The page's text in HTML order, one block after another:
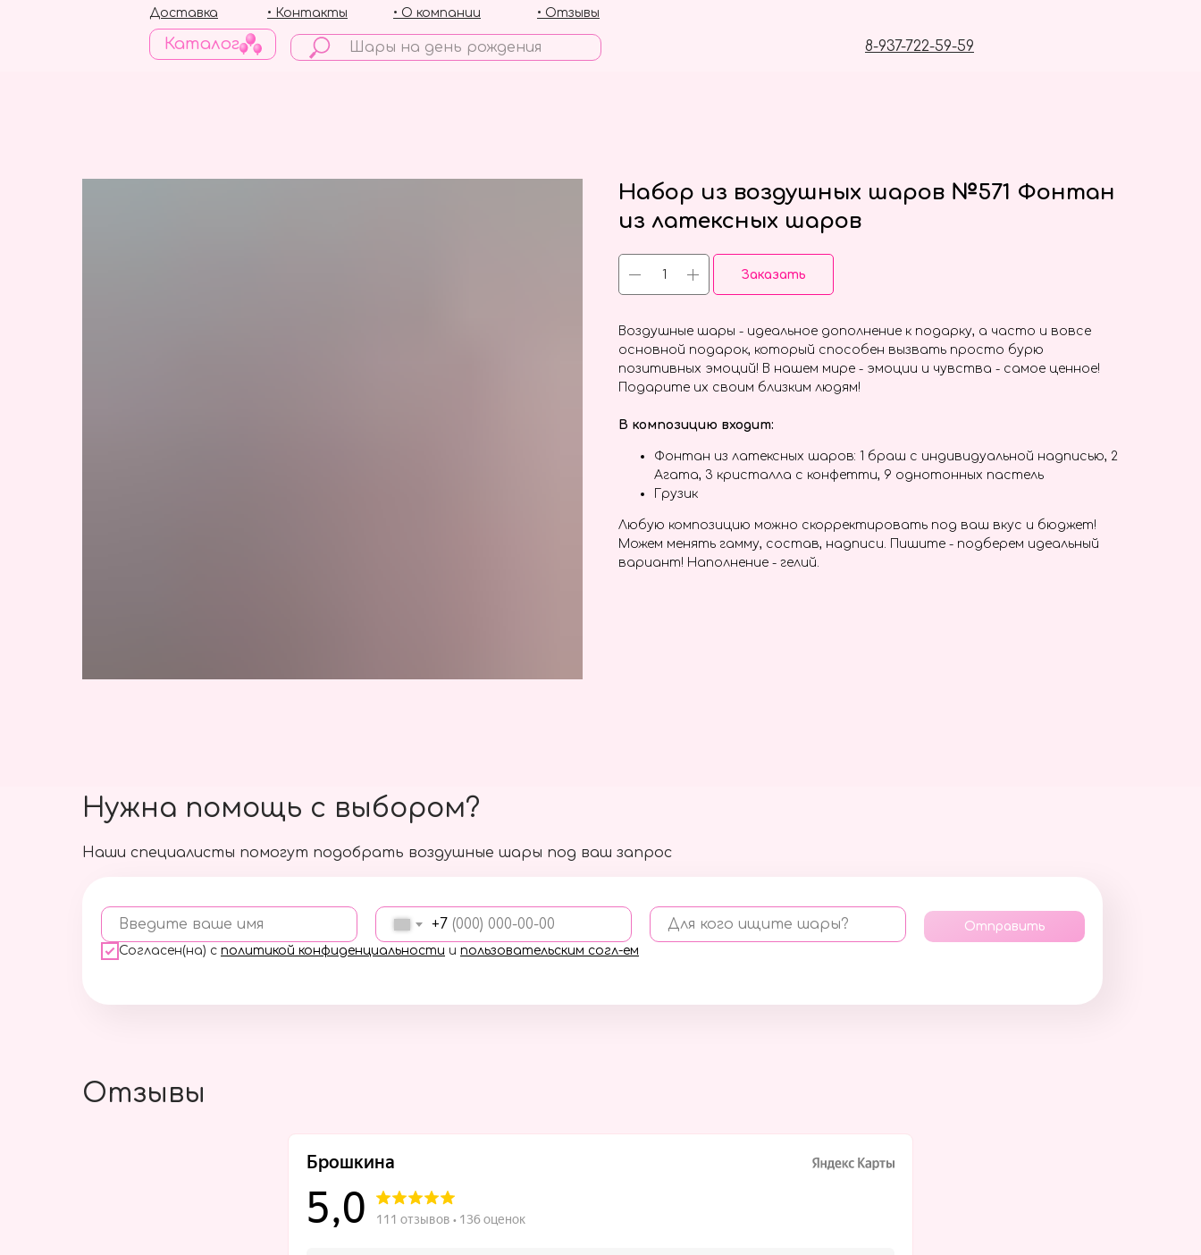
Каталог 8-937-722-59-59
• Отзывы
• О компании
• Контакты
Доставка
Набор из воздушных шаров №571 Фонтан
из латексных шаров
Заказать
Воздушные шары - идеальное дополнение к подарку, а часто и вовсе
основной подарок, который способен вызвать просто бурю
позитивных эмоций! В нашем мире - эмоции и чувства - самое ценное!
Подарите их своим близким людям!
В композицию входит:
Фонтан из латексных шаров: 1 браш с индивидуальной надписью, 2
Агата, 3 кристалла с конфетти, 9 однотонных пастель
Грузик
Любую композицию можно скорректировать под ваш вкус и бюджет!
Можем менять гамму, состав, надписи. Пишите - подберем идеальный
вариант! Наполнение - гелий.
Наши специалисты помогут подобрать воздушные шары под ваш запрос
Введите ваше имя +7 Для кого ищите шары?
Согласен(на) с политикой конфиденциальности и пользовательским согл-ем
Отправить
Нужна помощь с выбором?
Отзывы